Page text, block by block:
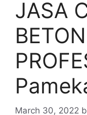
JASA
BETON
March 30, 2022